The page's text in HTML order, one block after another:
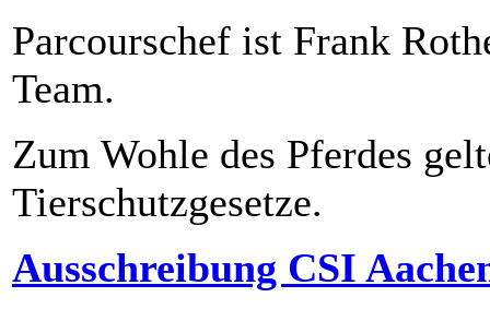
Parcourschef ist Frank
Team.
Zum Wohle des Pferdes
Tierschutzgesetze.
Ausschreibung CSI